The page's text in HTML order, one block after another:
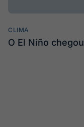
CLIMA
O El Niño chegou